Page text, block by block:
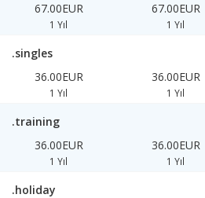
67.00EUR
1 Yıl
67.00EUR
1 Yıl
.singles
36.00EUR
1 Yıl
36.00EUR
1 Yıl
.training
36.00EUR
1 Yıl
36.00EUR
1 Yıl
.holiday